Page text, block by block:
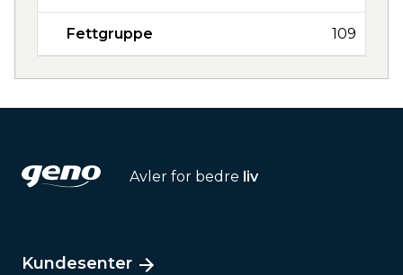
Fettgruppe 109
Avler for bedre liv
Kundesenter